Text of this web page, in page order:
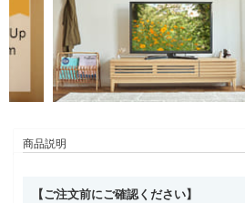
商品説明
【ご注文前にご確認ください】